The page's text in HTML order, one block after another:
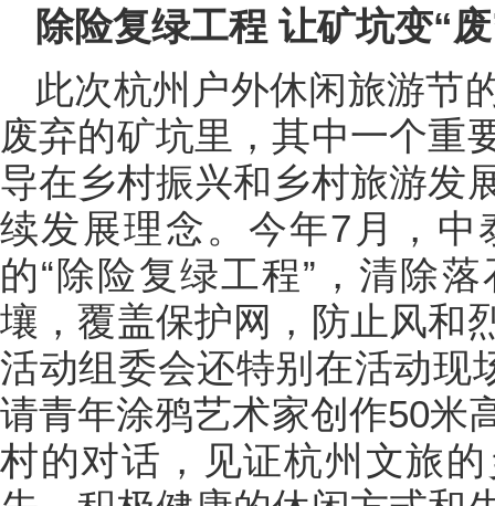
除险复绿工程 让矿坑变“
此次杭州户外休闲旅游节
废弃的矿坑里，其中一个重
导在乡村振兴和乡村旅游发
续发展理念。今年7月，
的“除险复绿工程”，清除
壤，覆盖保护网，防止风和
活动组委会还特别在活动现
请青年涂鸦艺术家创作50米
村的对话，见证杭州文旅